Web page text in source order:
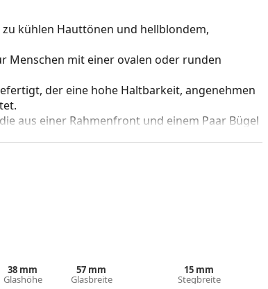
kühlen Hauttönen und hellblondem,
Menschen mit einer ovalen oder runden
der eine hohe Haltbarkeit, angenehmen
aus einer Rahmenfront und einem Paar Bügel
dass sie das Glas vollständig umschließen, und
ist für alle Gläser geeignet, auch für
Modelle zu finden, oder nutzen Sie
38 mm
Glashöhe
57 mm
Glasbreite
15 mm
Stegbreite